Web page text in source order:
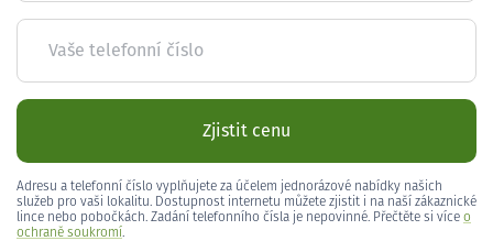
Vaše telefonní číslo
Zjistit cenu
Adresu a telefonní číslo vyplňujete za účelem jednorázové nabídky našich
služeb pro vaši lokalitu. Dostupnost internetu můžete zjistit i na naší zákaznické
lince nebo pobočkách. Zadání telefonního čísla je nepovinné. Přečtěte si více o
ochraně soukromí.